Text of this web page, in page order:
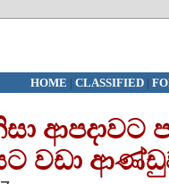
HOME | CLASSIFIED|
වඩා